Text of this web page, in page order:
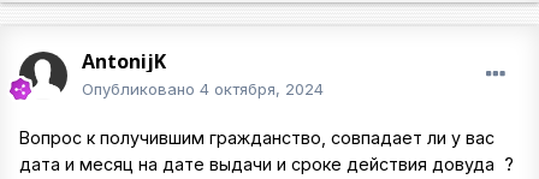
AntonijK
Опубликовано 4 октября, 2024
Вопрос к получившим гражданство, совпадает ли у вас
дата и месяц на дате выдачи и сроке действия довуда ?